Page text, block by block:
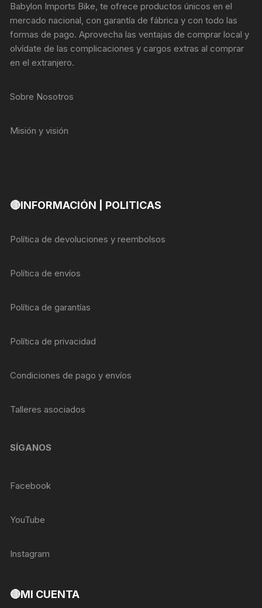
Babylon Imports Bike, te ofrece productos únicos en el
mercado nacional, con garantía de fábrica y con todo las
formas de pago. Aprovecha las ventajas de comprar local y
olvídate de las complicaciones y cargos extras al comprar
en el extranjero.
Sobre Nosotros
Misión y visión
🔴INFORMACIÓN | POLITICAS
Política de devoluciones y reembolsos
Política de envíos
Política de garantías
Política de privacidad
Condiciones de pago y envíos
Talleres asociados
SÍGANOS
Facebook
YouTube
Instagram
🔴MI CUENTA